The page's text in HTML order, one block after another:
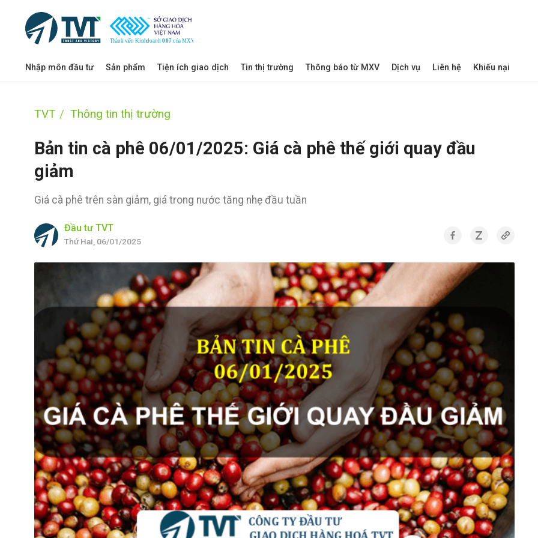
Nhập môn đầu tư Sản phẩm Tiện ích giao dịch Tin thị trường Thông báo từ MXV Dịch vụ Liên hệ Khiếu nại
TVT Thông tin thị trường
Bản tin cà phê 06/01/2025: Giá cà phê thế giới quay đầu
giảm
Giá cà phê trên sàn giảm, giá trong nước tăng nhẹ đầu tuần
Đầu tư TVT
Thứ Hai, 06/01/2025